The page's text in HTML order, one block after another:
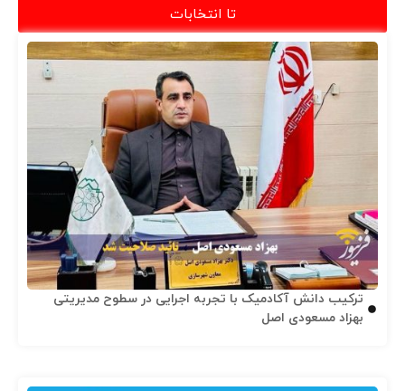
تا انتخابات
ترکیب دانش آکادمیک با تجربه اجرایی در سطوح مدیریتی
بهزاد مسعودی اصل